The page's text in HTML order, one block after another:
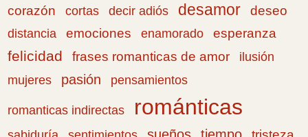
corazón
cortas decir adiós desamor deseo
distancia emociones enamorado esperanza
felicidad frases romanticas de amor
ilusión
mujeres
pasión pensamientos
romanticas indirectas románticas